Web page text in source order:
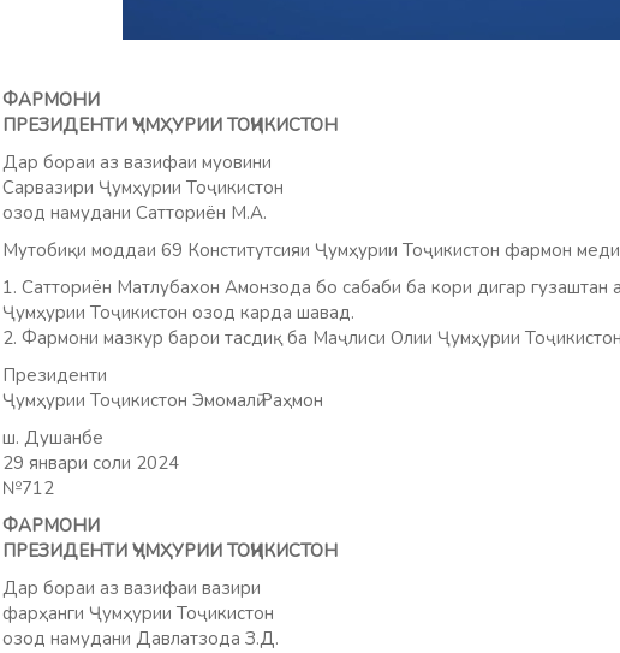
ФАРМОНИ
ПРЕЗИДЕНТИ ҶУМҲУРИИ ТОҶИКИСТОН
Дар бораи аз вазифаи муовини
Сарвазири Ҷумҳурии Тоҷикистон
озод намудани Сатториён М.А.
Мутобиқи моддаи 69 Конститутсияи Ҷумҳурии Тоҷикистон фармон
1. Сатториён Матлубахон Амонзода бо сабаби ба кори дигар гузаштан
Ҷумҳурии Тоҷикистон озод карда шавад.
2. Фармони мазкур барои тасдиқ ба Маҷлиси Олии Ҷумҳурии
Президенти
Ҷумҳурии Тоҷикистон Эмомалӣ Раҳмон
ш. Душанбе
29 январи соли 2024
№712
ФАРМОНИ
ПРЕЗИДЕНТИ ҶУМҲУРИИ ТОҶИКИСТОН
Дар бораи аз вазифаи вазири
фарҳанги Ҷумҳурии Тоҷикистон
озод намудани Давлатзода З.Д.